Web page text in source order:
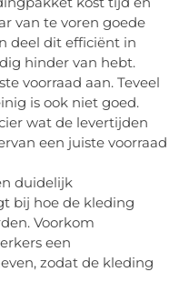
van te voren goede
deel dit efficiënt in
hinder van hebt.
voorraad aan. Teveel
is ook niet goed.
wat de levertijden
een juiste voorraad
duidelijk
bij hoe de kleding
Voorkom
een
zodat de kleding